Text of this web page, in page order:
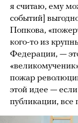
я считаю, ему
событий]
Попкова,
кого-то из
Федерации, —
пожар
этой идее —
публикации, все